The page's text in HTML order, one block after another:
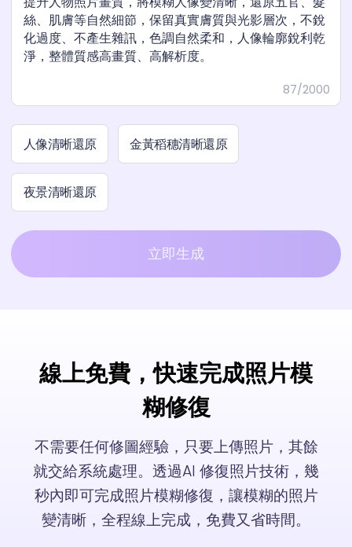
87/2000
人像清晰還原 金黃稻穗清晰還原
夜景清晰還原
立即生成
線上免費，快速完成照片模
糊修復
不需要任何修圖經驗，只要上傳照片，其餘
就交給系統處理。透過AI 修復照片技術，幾
秒內即可完成照片模糊修復，讓模糊的照片
變清晰，全程線上完成，免費又省時間。